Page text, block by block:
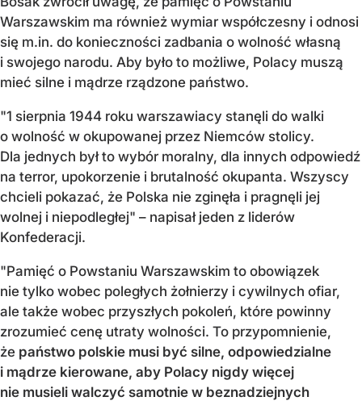
Warszawskim ma również wymiar współczesny i odnosi
się m.in. do konieczności zadbania o wolność własną
i swojego narodu. Aby było to możliwe, Polacy muszą
mieć silne i mądrze rządzone państwo.
"1 sierpnia 1944 roku warszawiacy stanęli do walki
o wolność w okupowanej przez Niemców stolicy.
Dla jednych był to wybór moralny, dla innych odpowiedź
na terror, upokorzenie i brutalność okupanta. Wszyscy
chcieli pokazać, że Polska nie zginęła i pragnęli jej
wolnej i niepodległej" – napisał jeden z liderów
Konfederacji.
"Pamięć o Powstaniu Warszawskim to obowiązek
nie tylko wobec poległych żołnierzy i cywilnych ofiar,
ale także wobec przyszłych pokoleń, które powinny
zrozumieć cenę utraty wolności. To przypomnienie,
że państwo polskie musi być silne, odpowiedzialne
i mądrze kierowane, aby Polacy nigdy więcej
nie musieli walczyć samotnie w beznadziejnych